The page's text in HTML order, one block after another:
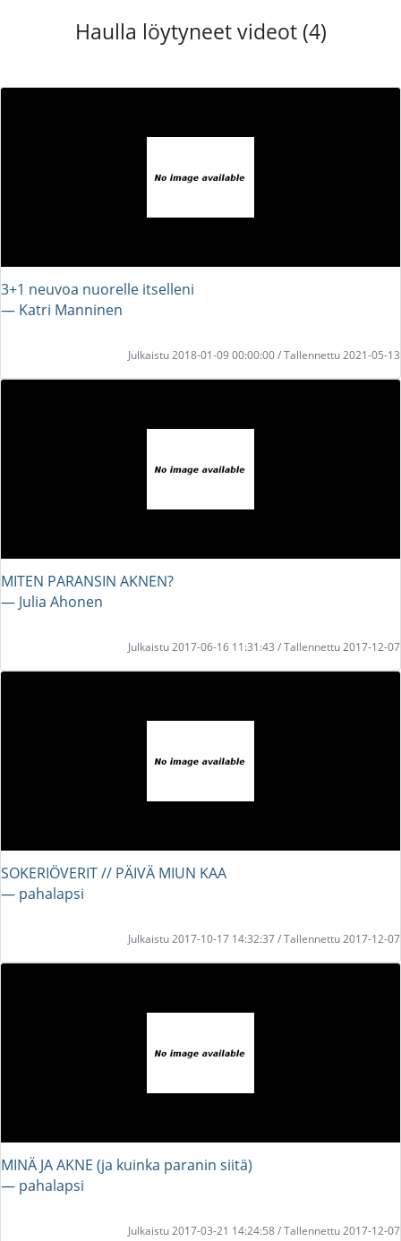
Haulla löytyneet videot (4)
3+1 neuvoa nuorelle itselleni
― Katri Manninen
Julkaistu 2018-01-09 00:00:00 / Tallennettu 2021-05-13
MITEN PARANSIN AKNEN?
― Julia Ahonen
Julkaistu 2017-06-16 11:31:43 / Tallennettu 2017-12-07
SOKERIÖVERIT // PÄIVÄ MIUN KAA
― pahalapsi
Julkaistu 2017-10-17 14:32:37 / Tallennettu 2017-12-07
MINÄ JA AKNE (ja kuinka paranin siitä)
― pahalapsi
Julkaistu 2017-03-21 14:24:58 / Tallennettu 2017-12-07